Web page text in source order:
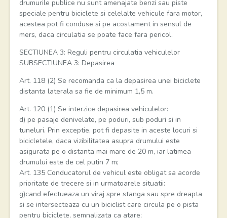
drumurile publice nu sunt amenajate benzi sau piste
speciale pentru biciclete si celelalte vehicule fara motor,
acestea pot fi conduse si pe acostament in sensul de
mers, daca circulatia se poate face fara pericol.
SECTIUNEA 3: Reguli pentru circulatia vehiculelor
SUBSECTIUNEA 3: Depasirea
Art. 118 (2) Se recomanda ca la depasirea unei biciclete
distanta laterala sa fie de minimum 1,5 m.
Art. 120 (1) Se interzice depasirea vehiculelor:
d) pe pasaje denivelate, pe poduri, sub poduri si in
tuneluri. Prin exceptie, pot fi depasite in aceste locuri si
bicicletele, daca vizibilitatea asupra drumului este
asigurata pe o distanta mai mare de 20 m, iar latimea
drumului este de cel putin 7 m;
Art. 135 Conducatorul de vehicul este obligat sa acorde
prioritate de trecere si in urmatoarele situatii:
g)cand efectueaza un viraj spre stanga sau spre dreapta
si se intersecteaza cu un biciclist care circula pe o pista
pentru biciclete, semnalizata ca atare;